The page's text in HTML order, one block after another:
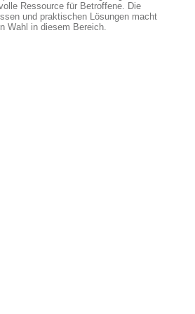
Ressource für Betroffene. Die
und praktischen Lösungen macht
Wahl in diesem Bereich.